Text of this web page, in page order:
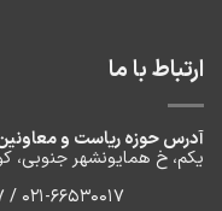
ارتباط با ما
آدرس حوزه ریاست و
یکم، خ‌ همایونشهر جنوبی، کوچۀ ارکیدۀ
۰۲۱-66530017 / 021-66530157 / 021-66530172